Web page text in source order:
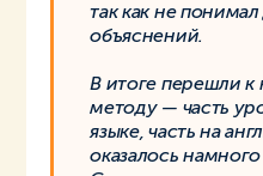
так как не
объяснений.
В итоге перешли
методу — часть
языке, часть на
оказалось